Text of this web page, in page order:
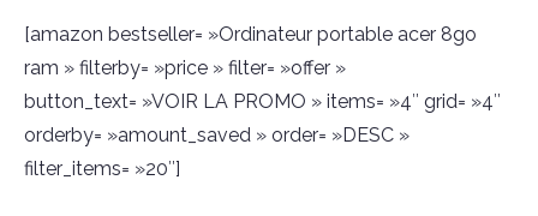
[amazon bestseller= »Ordinateur portable acer 8go
ram » filterby= »price » filter= »offer »
button_text= »VOIR LA PROMO » items= »4″ grid= »4″
orderby= »amount_saved » order= »DESC »
filter_items= »20″]